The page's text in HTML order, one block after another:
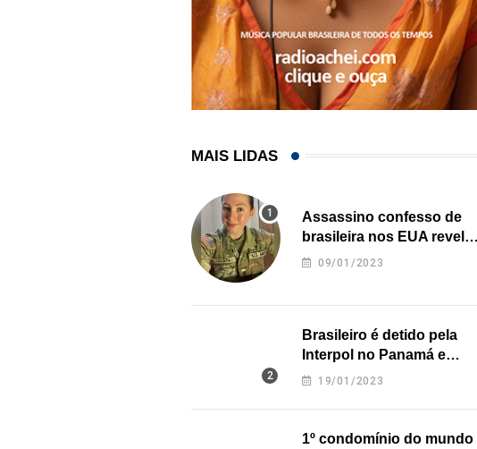
MAIS LIDAS
Assassino confesso de
brasileira nos EUA revela
onde deixou o corpo
09/01/2023
Brasileiro é detido pela
Interpol no Panamá e
pode pegar prisão
19/01/2023
1º condomínio do mundo